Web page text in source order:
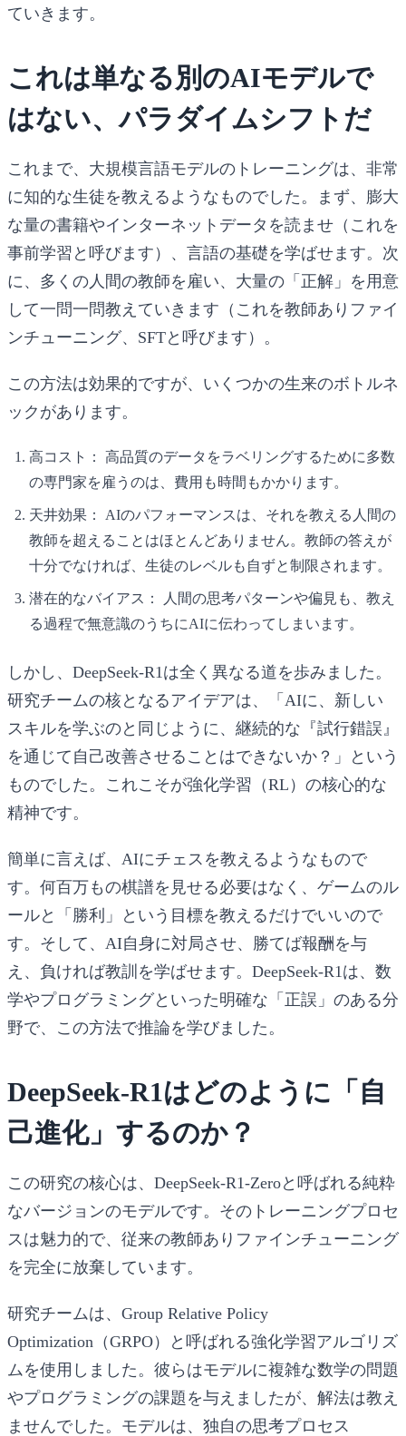
ていきます。
これは単なる別のAIモデルで
はない、パラダイムシフトだ
これまで、大規模言語モデルのトレーニングは、非常
に知的な生徒を教えるようなものでした。まず、膨大
な量の書籍やインターネットデータを読ませ（これを
事前学習と呼びます）、言語の基礎を学ばせます。次
に、多くの人間の教師を雇い、大量の「正解」を用意
して一問一問教えていきます（これを教師ありファイ
ンチューニング、SFTと呼びます）。
この方法は効果的ですが、いくつかの生来のボトルネ
ックがあります。
高コスト：
高品質のデータをラベリングするために多数
の専門家を雇うのは、費用も時間もかかります。
天井効果：
AIのパフォーマンスは、それを教える人間の
教師を超えることはほとんどありません。教師の答えが
十分でなければ、生徒のレベルも自ずと制限されます。
潜在的なバイアス：
人間の思考パターンや偏見も、教え
る過程で無意識のうちにAIに伝わってしまいます。
しかし、DeepSeek-R1は全く異なる道を歩みました。
研究チームの核となるアイデアは、「AIに、新しい
スキルを学ぶのと同じように、継続的な『試行錯誤』
を通じて自己改善させることはできないか？」という
ものでした。これこそが強化学習（RL）の核心的な
精神です。
簡単に言えば、AIにチェスを教えるようなもので
す。何百万もの棋譜を見せる必要はなく、ゲームのル
ールと「勝利」という目標を教えるだけでいいので
す。そして、AI自身に対局させ、勝てば報酬を与
え、負ければ教訓を学ばせます。DeepSeek-R1は、数
学やプログラミングといった明確な「正誤」のある分
野で、この方法で推論を学びました。
DeepSeek-R1はどのように「自
己進化」するのか？
この研究の核心は、 DeepSeek-R1-Zeroと呼ばれる純粋
なバージョンのモデルです。そのトレーニングプロセ
スは魅力的で、従来の教師ありファインチューニング
を完全に放棄しています。
研究チームは、Group Relative Policy
Optimization（GRPO）と呼ばれる強化学習アルゴリズ
ムを使用しました。彼らはモデルに複雑な数学の問題
やプログラミングの課題を与えましたが、解法は教え
ませんでした。モデルは、独自の思考プロセス